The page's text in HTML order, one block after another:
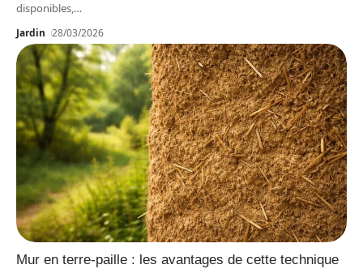
disponibles,…
Jardin 28/03/2026
Mur en terre-paille : les avantages de cette technique